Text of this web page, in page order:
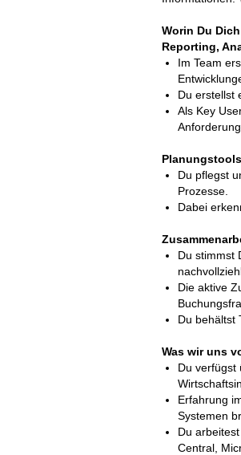
Worin Du
Reporting,
Im Team
Du erstellst
Als Key
Du pflegst
Prozesse.
Dabei
Du stimmst
Die aktive
Du behältst
Was wir uns
Du verfügst
Erfahrung
Systemen
Du
Central,